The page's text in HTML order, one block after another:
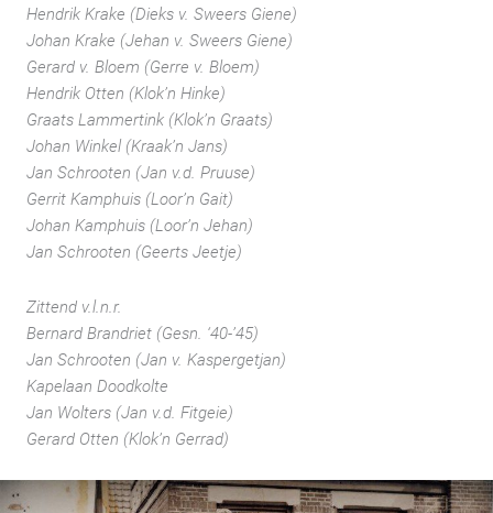
Hendrik Krake (Dieks v. Sweers Giene)
Johan Krake (Jehan v. Sweers Giene)
Gerard v. Bloem (Gerre v. Bloem)
Hendrik Otten (Klok’n Hinke)
Graats Lammertink (Klok’n Graats)
Johan Winkel (Kraak’n Jans)
Jan Schrooten (Jan v.d. Pruuse)
Gerrit Kamphuis (Loor’n Gait)
Johan Kamphuis (Loor’n Jehan)
Jan Schrooten (Geerts Jeetje)
Zittend v.l.n.r.
Bernard Brandriet (Gesn. ‘40-’45)
Jan Schrooten (Jan v. Kaspergetjan)
Kapelaan Doodkolte
Jan Wolters (Jan v.d. Fitgeie)
Gerard Otten (Klok’n Gerrad)